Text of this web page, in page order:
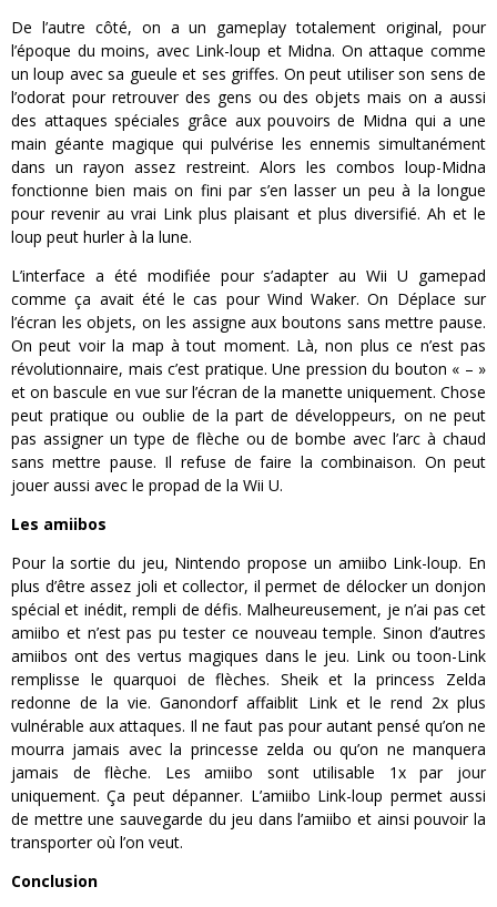
De l’autre côté, on a un gameplay totalement original, pour
l’époque du moins, avec Link-loup et Midna. On attaque comme
un loup avec sa gueule et ses griffes. On peut utiliser son sens de
l’odorat pour retrouver des gens ou des objets mais on a aussi
des attaques spéciales grâce aux pouvoirs de Midna qui a une
main géante magique qui pulvérise les ennemis simultanément
dans un rayon assez restreint. Alors les combos loup-Midna
fonctionne bien mais on fini par s’en lasser un peu à la longue
pour revenir au vrai Link plus plaisant et plus diversifié. Ah et le
loup peut hurler à la lune.
L’interface a été modifiée pour s’adapter au Wii U gamepad
comme ça avait été le cas pour Wind Waker. On Déplace sur
l’écran les objets, on les assigne aux boutons sans mettre pause.
On peut voir la map à tout moment. Là, non plus ce n’est pas
révolutionnaire, mais c’est pratique. Une pression du bouton « – »
et on bascule en vue sur l’écran de la manette uniquement. Chose
peut pratique ou oublie de la part de développeurs, on ne peut
pas assigner un type de flèche ou de bombe avec l’arc à chaud
sans mettre pause. Il refuse de faire la combinaison. On peut
jouer aussi avec le propad de la Wii U.
Les amiibos
Pour la sortie du jeu, Nintendo propose un amiibo Link-loup. En
plus d’être assez joli et collector, il permet de délocker un donjon
spécial et inédit, rempli de défis. Malheureusement, je n’ai pas cet
amiibo et n’est pas pu tester ce nouveau temple. Sinon d’autres
amiibos ont des vertus magiques dans le jeu. Link ou toon-Link
remplisse le quarquoi de flèches. Sheik et la princess Zelda
redonne de la vie. Ganondorf affaiblit Link et le rend 2x plus
vulnérable aux attaques. Il ne faut pas pour autant pensé qu’on ne
mourra jamais avec la princesse zelda ou qu’on ne manquera
jamais de flèche. Les amiibo sont utilisable 1x par jour
uniquement. Ça peut dépanner. L’amiibo Link-loup permet aussi
de mettre une sauvegarde du jeu dans l’amiibo et ainsi pouvoir la
transporter où l’on veut.
Conclusion